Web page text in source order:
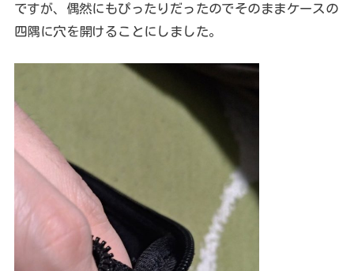
ですが、偶然にもぴったりだったのでそのままケースの
四隅に穴を開けることにしました。